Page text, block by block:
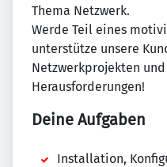
Thema Netzwerk.
Werde Teil eines
unterstütze unsere
Netzwerkprojekten
Herausforderungen!
Deine Aufgaben
Installation,